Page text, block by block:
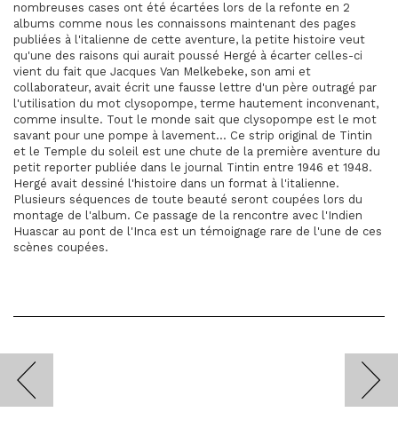
nombreuses cases ont été écartées lors de la refonte en 2
albums comme nous les connaissons maintenant des pages
publiées à l'italienne de cette aventure, la petite histoire veut
qu'une des raisons qui aurait poussé Hergé à écarter celles-ci
vient du fait que Jacques Van Melkebeke, son ami et
collaborateur, avait écrit une fausse lettre d'un père outragé par
l'utilisation du mot clysopompe, terme hautement inconvenant,
comme insulte. Tout le monde sait que clysopompe est le mot
savant pour une pompe à lavement... Ce strip original de Tintin
et le Temple du soleil est une chute de la première aventure du
petit reporter publiée dans le journal Tintin entre 1946 et 1948.
Hergé avait dessiné l'histoire dans un format à l'italienne.
Plusieurs séquences de toute beauté seront coupées lors du
montage de l'album. Ce passage de la rencontre avec l'Indien
Huascar au pont de l'Inca est un témoignage rare de l'une de ces
scènes coupées.